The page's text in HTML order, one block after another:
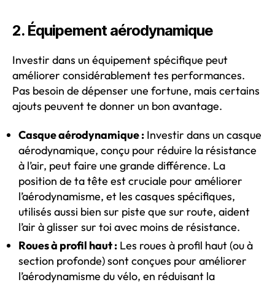
2. Équipement aérodynamique
Investir dans un équipement spécifique peut
améliorer considérablement tes performances.
Pas besoin de dépenser une fortune, mais certains
ajouts peuvent te donner un bon avantage.
Casque aérodynamique : Investir dans un casque
aérodynamique, conçu pour réduire la résistance
à l’air, peut faire une grande différence. La
position de ta tête est cruciale pour améliorer
l’aérodynamisme, et les casques spécifiques,
utilisés aussi bien sur piste que sur route, aident
l’air à glisser sur toi avec moins de résistance.
Roues à profil haut : Les roues à profil haut (ou à
section profonde) sont conçues pour améliorer
l’aérodynamisme du vélo, en réduisant la